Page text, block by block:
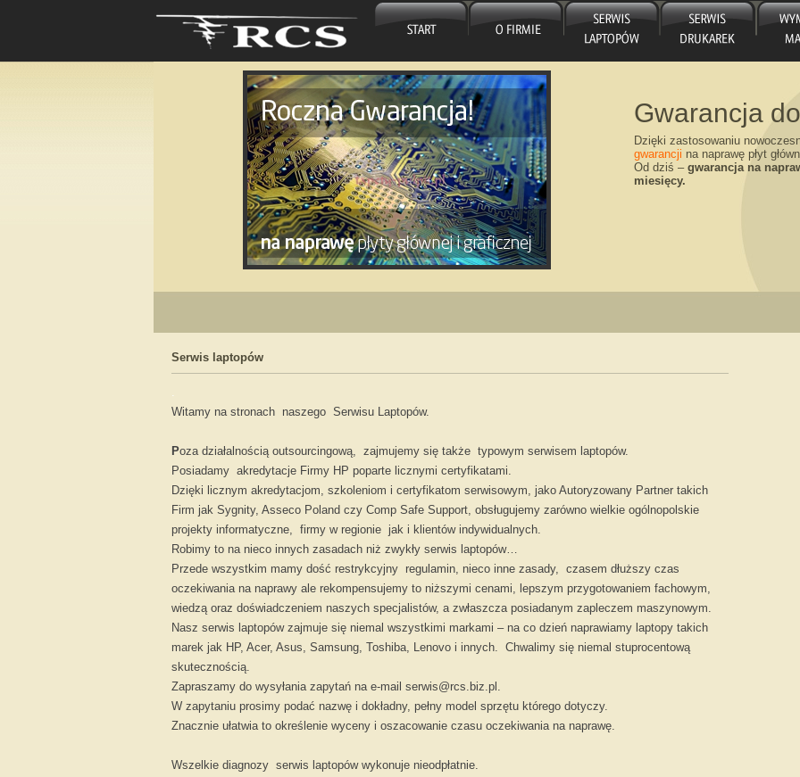
Gwarancja
Dzięki zastosowaniu
gwarancji na naprawę płyt
Od dziś – gwarancja na
miesięcy.
Wymiana
matryce wymienione w
Najtańsze
atrakcyjne ceny części
Serwis laptopów
.
Witamy na stronach naszego Serwisu Laptopów.
Poza działalnością outsourcingową, zajmujemy się także typowym serwisem laptopów.
Posiadamy akredytacje Firmy HP poparte licznymi certyfikatami.
Dzięki licznym akredytacjom, szkoleniom i certyfikatom serwisowym, jako Autoryzowany Partner takich
Firm jak Sygnity, Asseco Poland czy Comp Safe Support, obsługujemy zarówno wielkie ogólnopolskie
projekty informatyczne, firmy w regionie jak i klientów indywidualnych.
Robimy to na nieco innych zasadach niż zwykły serwis laptopów…
Przede wszystkim mamy dość restrykcyjny regulamin, nieco inne zasady, czasem dłuższy czas
oczekiwania na naprawy ale rekompensujemy to niższymi cenami, lepszym przygotowaniem fachowym,
wiedzą oraz doświadczeniem naszych specjalistów, a zwłaszcza posiadanym zapleczem maszynowym.
Nasz serwis laptopów zajmuje się niemal wszystkimi markami – na co dzień naprawiamy laptopy takich
marek jak HP, Acer, Asus, Samsung, Toshiba, Lenovo i innych. Chwalimy się niemal stuprocentową
skutecznością.
Zapraszamy do wysyłania zapytań na e-mail serwis@rcs.biz.pl.
W zapytaniu prosimy podać nazwę i dokładny, pełny model sprzętu którego dotyczy.
Znacznie ułatwia to określenie wyceny i oszacowanie czasu oczekiwania na naprawę.
Wszelkie diagnozy serwis laptopów wykonuje nieodpłatnie.